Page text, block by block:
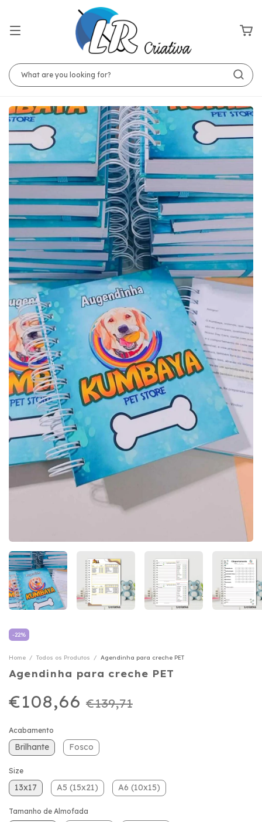
-22%
Home / Todos os Produtos / Agendinha para creche PET
Agendinha para creche PET
€108,66 €139,71
Acabamento
Brilhante Fosco
Size
13x17 A5 (15x21) A6 (10x15)
Tamanho de Almofada